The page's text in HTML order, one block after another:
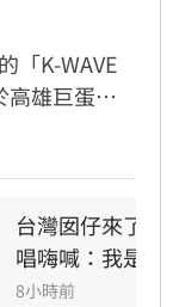
「K-WAVE
高雄巨蛋熱
CRAVITY、
最後由
氛推向最高
台灣囡仔來了
唱嗨喊：我是誰
8小時前